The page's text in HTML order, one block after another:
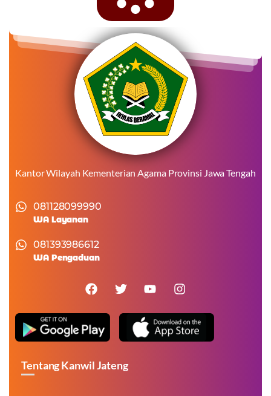
Kantor Wilayah Kementerian Agama Provinsi Jawa Tengah
081128099990
WA Layanan
081393986612
WA Pengaduan
Tentang Kanwil Jateng